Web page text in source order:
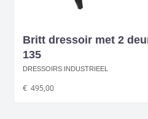
Britt dressoir met 2
135
DRESSOIRS INDUSTRIEEL
€ 495,00